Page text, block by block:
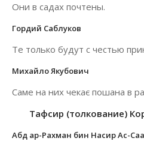
Они в садах почтены.
Гордий Саблуков
Те только будут с честью
Михайло Якубович
Саме на них чекає пошана в
Тафсир (толкование)
Абд ар-Рахман бин Насир Ас-